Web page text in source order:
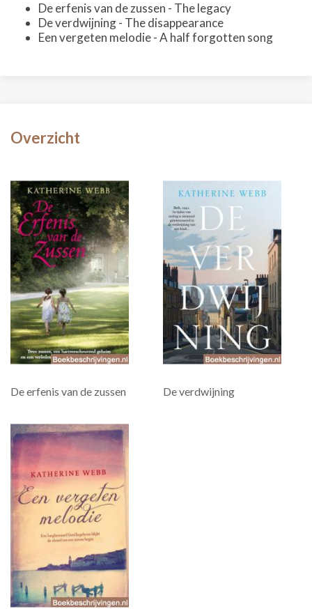
De erfenis van de zussen - The legacy
De verdwijning - The disappearance
Een vergeten melodie - A half forgotten song
Overzicht
De erfenis van de zussen De verdwijning